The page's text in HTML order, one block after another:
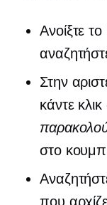
Ανοίξτε
Στην
κάντε
στο
που